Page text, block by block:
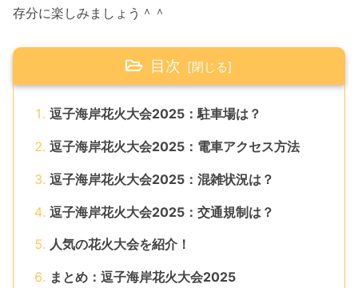
存分に楽しみましょう＾＾
目次
逗子海岸花火大会2025：駐車場は？
逗子海岸花火大会2025：電車アクセス方法
逗子海岸花火大会2025：混雑状況は？
逗子海岸花火大会2025：交通規制は？
人気の花火大会を紹介！
まとめ：逗子海岸花火大会2025